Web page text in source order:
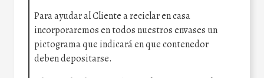
Para ayudar al Cliente a reciclar en casa
incorporaremos en todos nuestros envases un
pictograma que indicará en que contenedor
deben depositarse.